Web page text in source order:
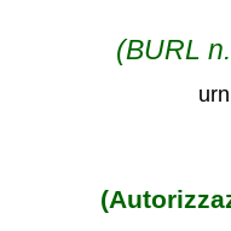
(BURL